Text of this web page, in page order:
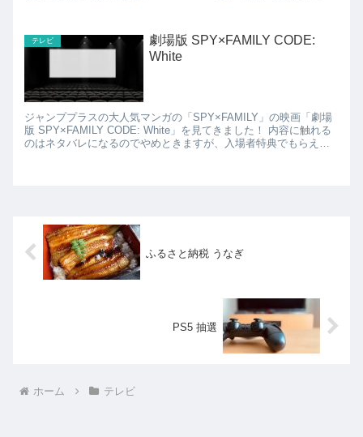
テレビ
劇場版 SPY×FAMILY CODE:
White
ジャンププラスの大人気マンガの「SPY×FAMILY」の映画「劇場
版 SPY×FAMILY CODE: White」を見てきました！ 内容に触れる
のはネタバレになるのでやめときますが、入場者特典でもらえる
ふるさと納税 うなぎ
PS5 抽選
ホーム テレビ